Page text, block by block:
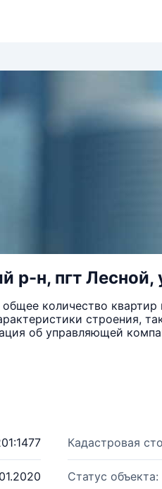
р-н, пгт
количество квартир
строения,
об управляющей
Кадастровая
Статус объекта: